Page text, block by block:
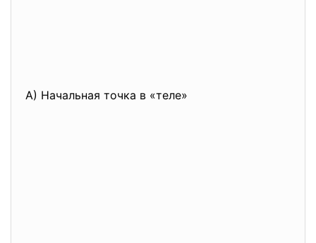
А) Начальная точка в «теле»